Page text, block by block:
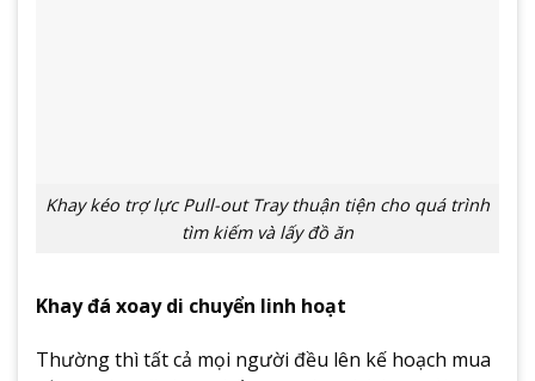
Khay kéo trợ lực Pull-out Tray thuận tiện cho quá trình
tìm kiếm và lấy đồ ăn
Khay đá xoay di chuyển linh hoạt
Thường thì tất cả mọi người đều lên kế hoạch mua